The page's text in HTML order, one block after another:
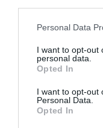
Personal Data
I want to opt-out
personal data.
Opted In
I want to opt-out
Personal Data.
Opted In
les xifres d'UGTi
estan
personesperdrien
dirigent ha
participants ja
reestructuracions